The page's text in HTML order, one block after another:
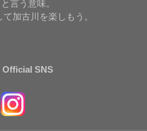
言う意味。
加古川を楽しもう。
Official SNS